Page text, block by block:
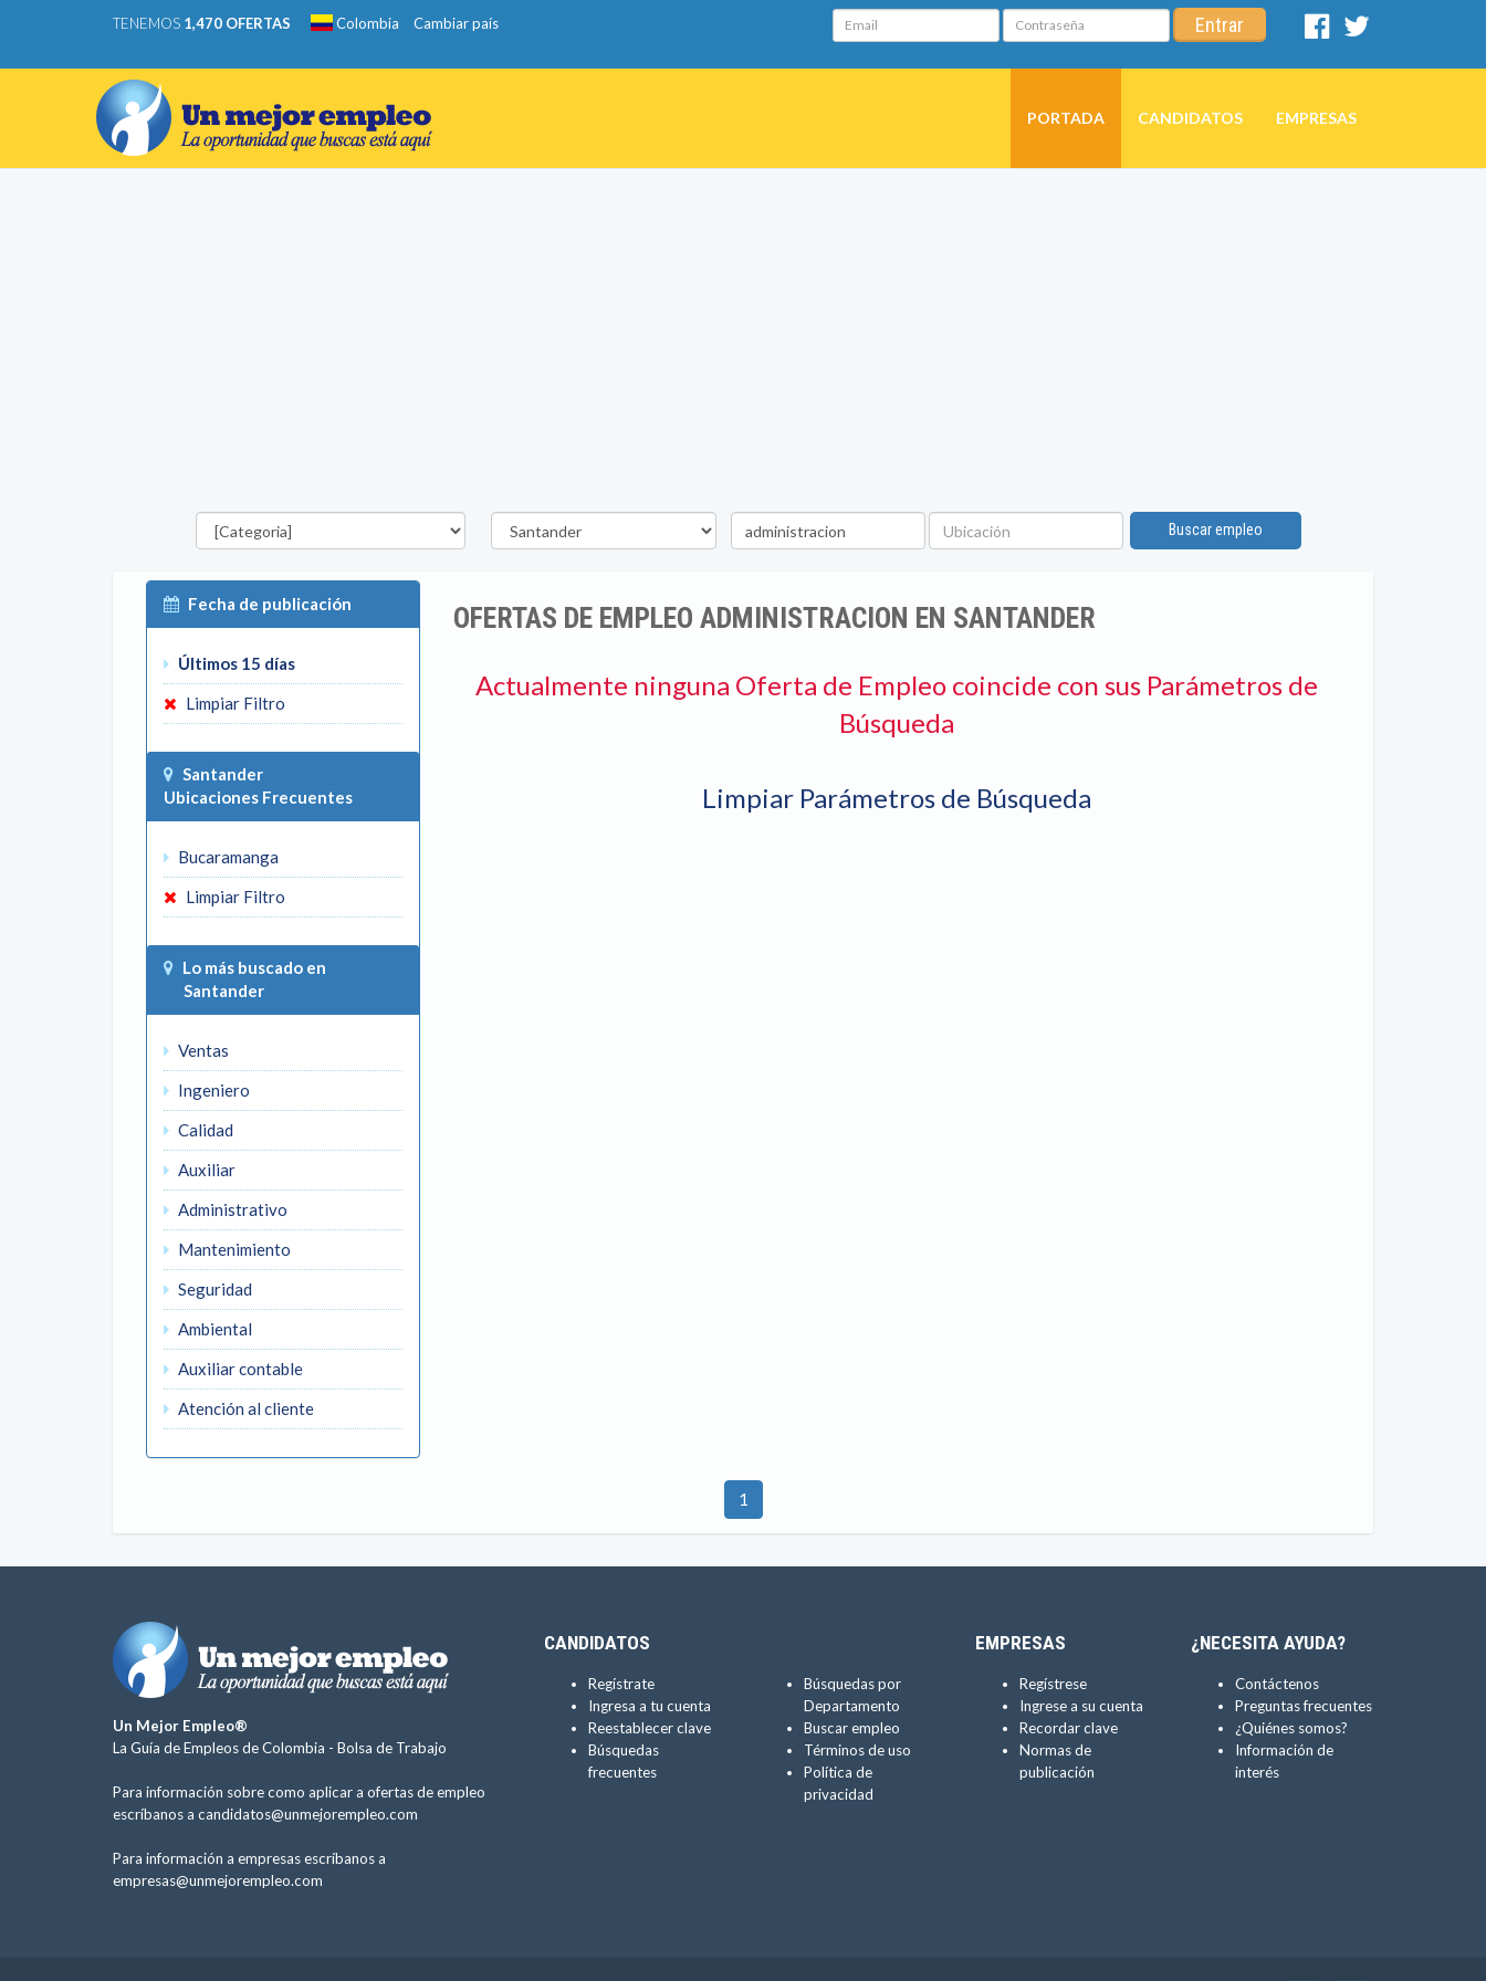
TENEMOS 1,470 OFERTAS Colombia Cambiar país Email Contraseña Entrar
Facebook
PORTADA CANDIDATOS EMPRESAS
Categorías Departamento
Palabra
clave
Ubicación
Buscar empleo
Fecha de publicación
Últimos 15 días
Limpiar Filtro
Santander
Ubicaciones Frecuentes
Bucaramanga
Limpiar Filtro
Lo más buscado en
Santander
Ventas
Ingeniero
Calidad
Auxiliar
Administrativo
Mantenimiento
Seguridad
Ambiental
Auxiliar contable
Atención al cliente
OFERTAS DE EMPLEO ADMINISTRACION EN SANTANDER
Actualmente ninguna Oferta de Empleo coincide con sus Parámetros de
Búsqueda
Limpiar Parámetros de Búsqueda
1
Un Mejor Empleo®
La Guía de Empleos de Colombia - Bolsa de Trabajo
Para información sobre como aplicar a ofertas de empleo
escríbanos a candidatos@unmejorempleo.com
Para información a empresas escríbanos a
empresas@unmejorempleo.com
CANDIDATOS
Regístrate
Ingresa a tu cuenta
Reestablecer clave
Búsquedas
frecuentes
Búsquedas por
Departamento
Buscar empleo
Términos de uso
Política de
privacidad
EMPRESAS
Regístrese
Ingrese a su cuenta
Recordar clave
Normas de
publicación
¿NECESITA AYUDA?
Contáctenos
Preguntas frecuentes
¿Quiénes somos?
Información de
interés